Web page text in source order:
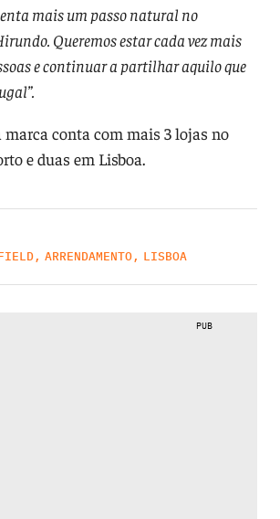
mais um passo natural no
Queremos estar cada vez mais
e continuar a partilhar aquilo que
marca conta com mais 3 lojas no
e duas em Lisboa.
, ARRENDAMENTO, LISBOA
PUB